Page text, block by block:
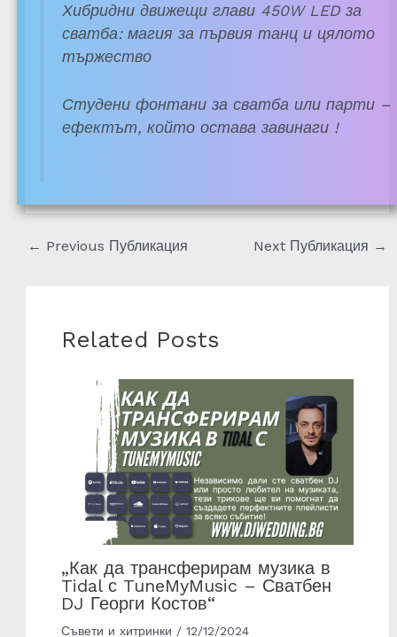
Хибридни движещи глави 450W LED за
сватба: магия за първия танц и цялото
тържество
Студени фонтани за сватба или парти –
ефектът, който остава завинаги !
← Previous Публикация Next Публикация →
Related Posts
„Как да трансферирам музика в
Tidal с TuneMyMusic – Сватбен
DJ Георги Костов“
Съвети и хитринки / 12/12/2024